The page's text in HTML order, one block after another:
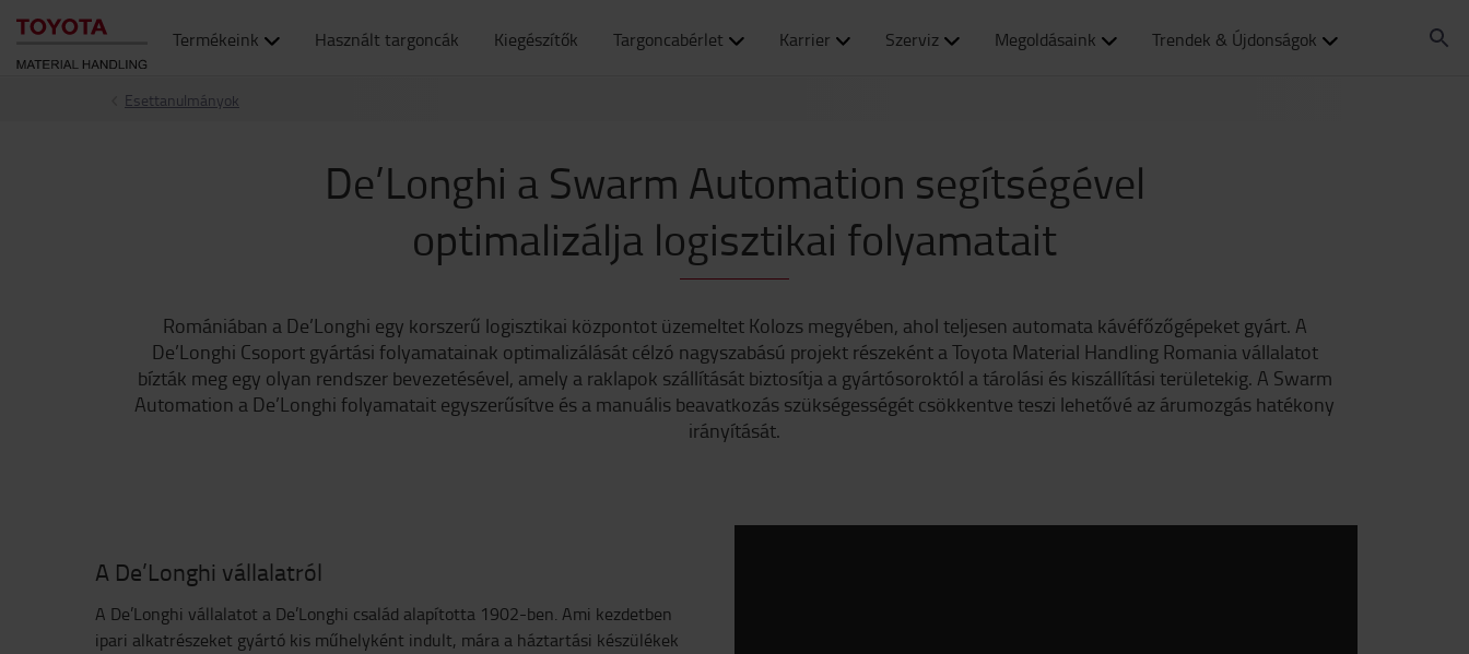
Termékeink Használt targoncák Kiegészítők Targoncabérlet Karrier Szerviz Megoldásaink Trendek & Újdonságok
Esettanulmányok
De’Longhi a Swarm Automation segítségével
optimalizálja logisztikai folyamatait
Romániában a De’Longhi egy korszerű logisztikai központot üzemeltet Kolozs megyében, ahol teljesen automata kávéfőzőgépeket gyárt. A
De’Longhi Csoport gyártási folyamatainak optimalizálását célzó nagyszabású projekt részeként a Toyota Material Handling Romania vállalatot
bízták meg egy olyan rendszer bevezetésével, amely a raklapok szállítását biztosítja a gyártósoroktól a tárolási és kiszállítási területekig. A Swarm
Automation a De’Longhi folyamatait egyszerűsítve és a manuális beavatkozás szükségességét csökkentve teszi lehetővé az árumozgás hatékony
irányítását.
A De’Longhi vállalatról
A De’Longhi vállalatot a De’Longhi család alapította 1902-ben. Ami kezdetben
ipari alkatrészeket gyártó kis műhelyként indult, mára a háztartási készülékek